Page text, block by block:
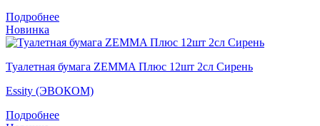
Подробнее
Новинка
Туалетная бумага ZEMMA Плюс 12шт 2сл Сирень
Essity (ЭВОКОМ)
Подробнее